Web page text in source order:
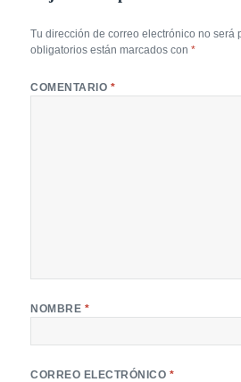
Tu dirección de correo electrónico no será
obligatorios están marcados con*
COMENTARIO *
NOMBRE *
CORREO ELECTRÓNICO *